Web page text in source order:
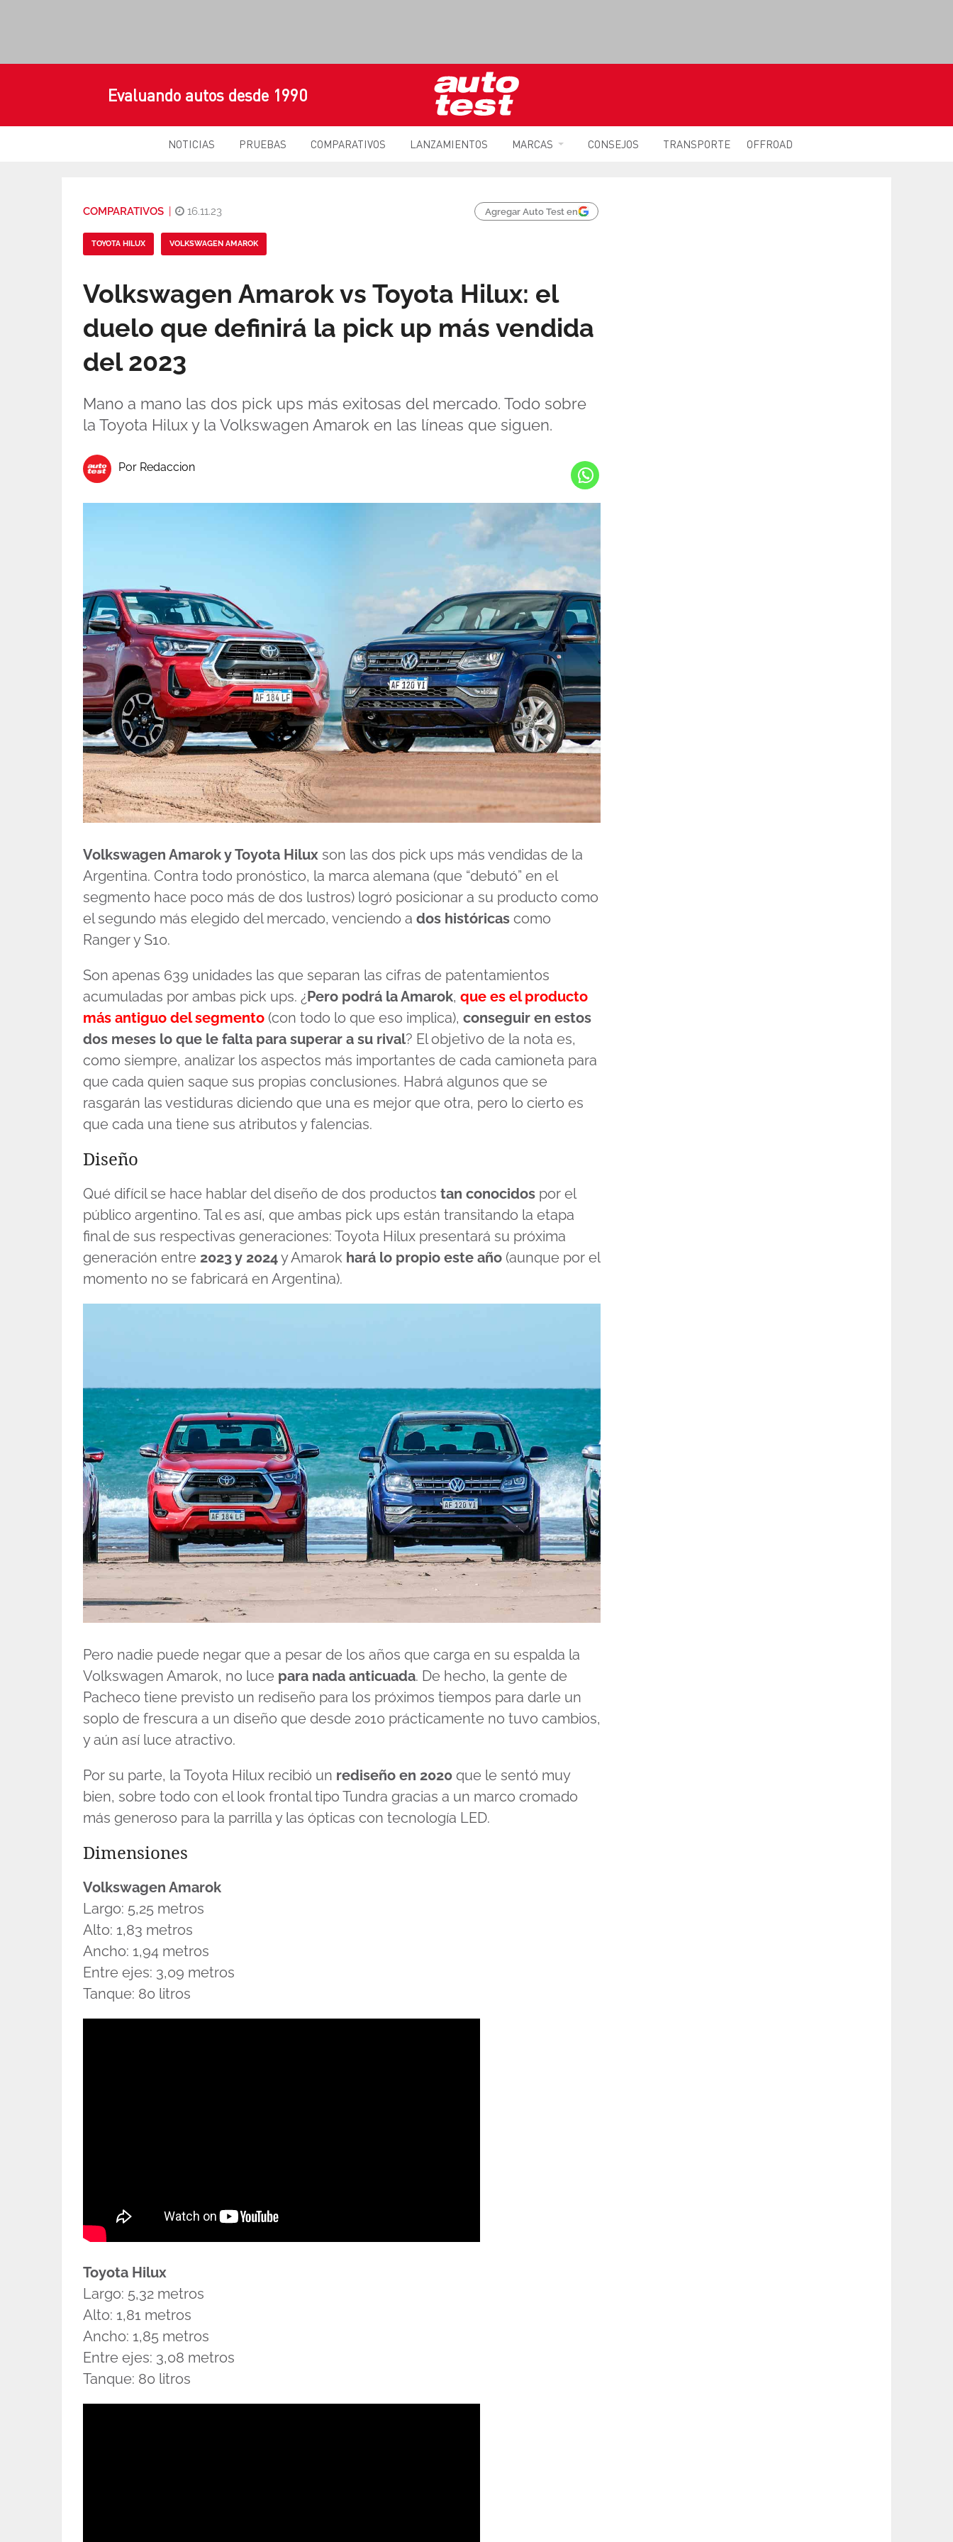
Evaluando autos desde 1990
NOTICIAS PRUEBAS COMPARATIVOS LANZAMIENTOS MARCAS CONSEJOS TRANSPORTE OFFROAD
COMPARATIVOS 16.11.23 Agregar Auto Test en
TOYOTA HILUX VOLKSWAGEN AMAROK
Volkswagen Amarok vs Toyota Hilux: el
duelo que definirá la pick up más vendida
del 2023
Mano a mano las dos pick ups más exitosas del mercado. Todo sobre
la Toyota Hilux y la Volkswagen Amarok en las líneas que siguen.
Por Redaccion
Volkswagen Amarok y Toyota Hilux son las dos pick ups más vendidas de la
Argentina. Contra todo pronóstico, la marca alemana (que “debutó” en el
segmento hace poco más de dos lustros) logró posicionar a su producto como
el segundo más elegido del mercado, venciendo a dos históricas como
Ranger y S10.
Son apenas 639 unidades las que separan las cifras de patentamientos
acumuladas por ambas pick ups. ¿Pero podrá la Amarok, que es el producto
más antiguo del segmento (con todo lo que eso implica), conseguir en estos
dos meses lo que le falta para superar a su rival? El objetivo de la nota es,
como siempre, analizar los aspectos más importantes de cada camioneta para
que cada quien saque sus propias conclusiones. Habrá algunos que se
rasgarán las vestiduras diciendo que una es mejor que otra, pero lo cierto es
que cada una tiene sus atributos y falencias.
Diseño
Qué difícil se hace hablar del diseño de dos productos tan conocidos por el
público argentino. Tal es así, que ambas pick ups están transitando la etapa
final de sus respectivas generaciones: Toyota Hilux presentará su próxima
generación entre 2023 y 2024y Amarok hará lo propio este año (aunque por el
momento no se fabricará en Argentina).
Pero nadie puede negar que a pesar de los años que carga en su espalda la
Volkswagen Amarok, no luce para nada anticuada. De hecho, la gente de
Pacheco tiene previsto un rediseño para los próximos tiempos para darle un
soplo de frescura a un diseño que desde 2010 prácticamente no tuvo cambios,
y aún así luce atractivo.
Por su parte, la Toyota Hilux recibió un rediseño en 2020 que le sentó muy
bien, sobre todo con el look frontal tipo Tundra gracias a un marco cromado
más generoso para la parrilla y las ópticas con tecnología LED.
Dimensiones
Volkswagen Amarok
Largo: 5,25 metros
Alto: 1,83 metros
Ancho: 1,94 metros
Entre ejes: 3,09 metros
Tanque: 80 litros
Toyota Hilux
Largo: 5,32 metros
Alto: 1,81 metros
Ancho: 1,85 metros
Entre ejes: 3,08 metros
Tanque: 80 litros